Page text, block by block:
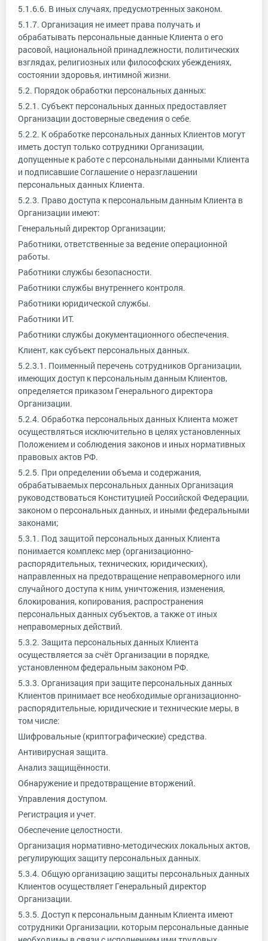
5.1.6.6. В иных случаях, предусмотренных законом.
5.1.7. Организация не имеет права получать и
обрабатывать персональные данные Клиента о его
расовой, национальной принадлежности, политических
взглядах, религиозных или философских убеждениях,
состоянии здоровья, интимной жизни.
5.2. Порядок обработки персональных данных:
5.2.1. Субъект персональных данных предоставляет
Организации достоверные сведения о себе.
5.2.2. К обработке персональных данных Клиентов могут
иметь доступ только сотрудники Организации,
допущенные к работе с персональными данными Клиента
и подписавшие Соглашение о неразглашении
персональных данных Клиента.
5.2.3. Право доступа к персональным данным Клиента в
Организации имеют:
Генеральный директор Организации;
Работники, ответственные за ведение операционной
работы.
Работники службы безопасности.
Работники службы внутреннего контроля.
Работники юридической службы.
Работники ИТ.
Работники службы документационного обеспечения.
Клиент, как субъект персональных данных.
5.2.3.1. Поименный перечень сотрудников Организации,
имеющих доступ к персональным данным Клиентов,
определяется приказом Генерального директора
Организации.
5.2.4. Обработка персональных данных Клиента может
осуществляться исключительно в целях установленных
Положением и соблюдения законов и иных нормативных
правовых актов РФ.
5.2.5. При определении объема и содержания,
обрабатываемых персональных данных Организация
руководствоваться Конституцией Российской Федерации,
законом о персональных данных, и иными федеральными
законами;
5.3.1. Под защитой персональных данных Клиента
понимается комплекс мер (организационно-
распорядительных, технических, юридических),
направленных на предотвращение неправомерного или
случайного доступа к ним, уничтожения, изменения,
блокирования, копирования, распространения
персональных данных субъектов, а также от иных
неправомерных действий.
5.3.2. Защита персональных данных Клиента
осуществляется за счёт Организации в порядке,
установленном федеральным законом РФ.
5.3.3. Организация при защите персональных данных
Клиентов принимает все необходимые организационно-
распорядительные, юридические и технические меры, в
том числе:
Шифровальные (криптографические) средства.
Антивирусная защита.
Анализ защищённости.
Обнаружение и предотвращение вторжений.
Управления доступом.
Регистрация и учет.
Обеспечение целостности.
Организация нормативно-методических локальных актов,
регулирующих защиту персональных данных.
5.3.4. Общую организацию защиты персональных данных
Клиентов осуществляет Генеральный директор
Организации.
5.3.5. Доступ к персональным данным Клиента имеют
сотрудники Организации, которым персональные данные